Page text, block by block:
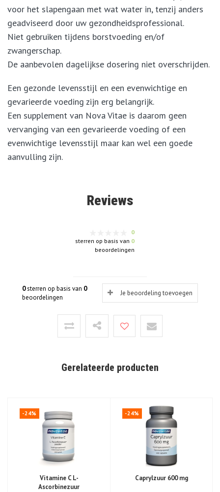
voor het slapengaan met wat water in, tenzij anders
geadviseerd door uw gezondheidsprofessional.
Niet gebruiken tijdens borstvoeding en/of
zwangerschap.
De aanbevolen dagelijkse dosering niet overschrijden.
Een gezonde levensstijl en een evenwichtige en
gevarieerde voeding zijn erg belangrijk.
Een supplement van Nova Vitae is daarom geen
vervanging van een gevarieerde voeding of een
evenwichtige levensstijl maar kan wel een goede
aanvulling zijn.
Reviews
0
sterren op basis van 0
beoordelingen
0sterren op basis van 0
beoordelingen
Je beoordeling toevoegen
Gerelateerde producten
-24%
Vitamine C L-
Ascorbinezuur
-24%
Caprylzuur 600 mg